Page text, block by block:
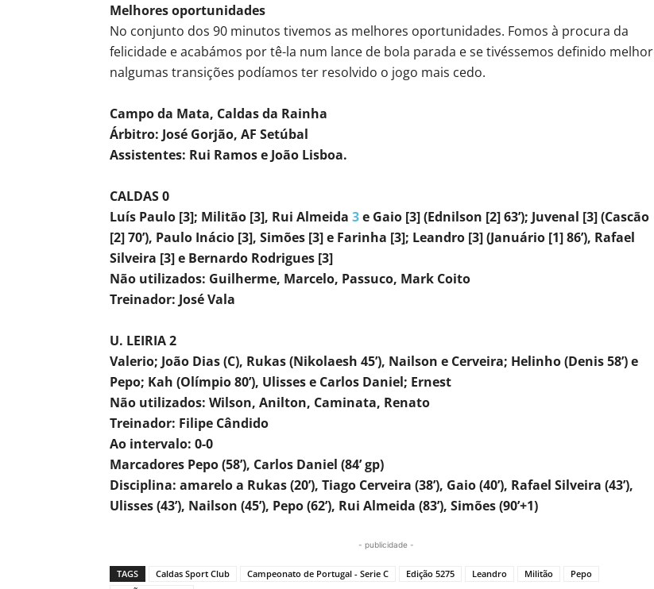
Melhores oportunidades
No conjunto dos 90 minutos tivemos as melhores oportunidades. Fomos à procura da
felicidade e acabámos por tê-la num lance de bola parada e se tivéssemos definido melhor
nalgumas transições podíamos ter resolvido o jogo mais cedo.
Campo da Mata, Caldas da Rainha
Árbitro: José Gorjão, AF Setúbal
Assistentes: Rui Ramos e João Lisboa.
CALDAS 0
Luís Paulo [3]; Militão [3], Rui Almeida 3e Gaio [3] (Ednilson [2] 63’); Juvenal [3] (Cascão
[2] 70’), Paulo Inácio [3], Simões [3] e Farinha [3]; Leandro [3] (Januário [1] 86’), Rafael
Silveira [3] e Bernardo Rodrigues [3]
Não utilizados: Guilherme, Marcelo, Passuco, Mark Coito
Treinador: José Vala
U. LEIRIA 2
Valerio; João Dias (C), Rukas (Nikolaesh 45’), Nailson e Cerveira; Helinho (Denis 58’) e
Pepo; Kah (Olímpio 80’), Ulisses e Carlos Daniel; Ernest
Não utilizados: Wilson, Anilton, Caminata, Renato
Treinador: Filipe Cândido
Ao intervalo: 0-0
Marcadores Pepo (58’), Carlos Daniel (84’ gp)
Disciplina: amarelo a Rukas (20’), Tiago Cerveira (38’), Gaio (40’), Rafael Silveira (43’),
Ulisses (43’), Nailson (45’), Pepo (62’), Rui Almeida (83’), Simões (90’+1)
- publicidade -
TAGS Caldas Sport Club Campeonato de Portugal - Serie C Edição 5275 Leandro Militão
Pepo